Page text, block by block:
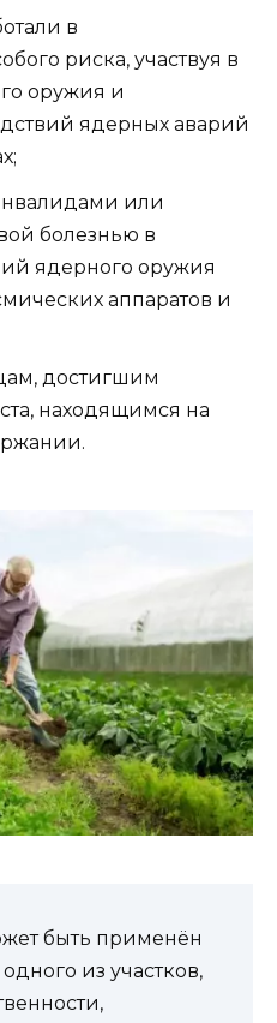
в
риска, участвуя в
оружия и
ядерных аварий
или
болезнью в
ядерного оружия
аппаратов и
достигшим
находящимся на
быть применён
из участков,